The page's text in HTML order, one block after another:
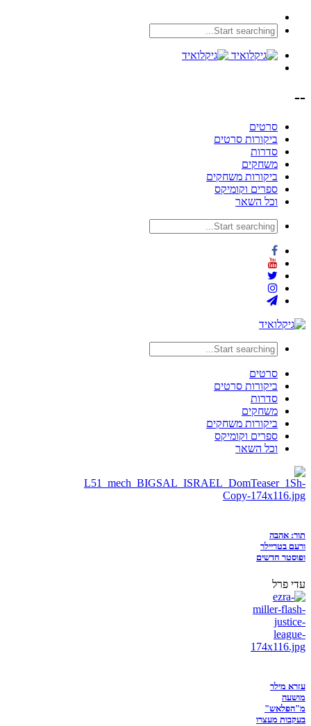
--
סרטים
ביקורות סרטים
סדרות
משחקים
ביקורות משחקים
ספרים וקומיקס
וכל השאר
סרטים
ביקורות סרטים
סדרות
משחקים
ביקורות משחקים
ספרים וקומיקס
וכל השאר
תור: אהבה
ורעם בטריילר
ופוסטר חדשים
עדי פרל
עזרא מילר
מושעה
מ"הפלאש"
בעקבות מעצרו